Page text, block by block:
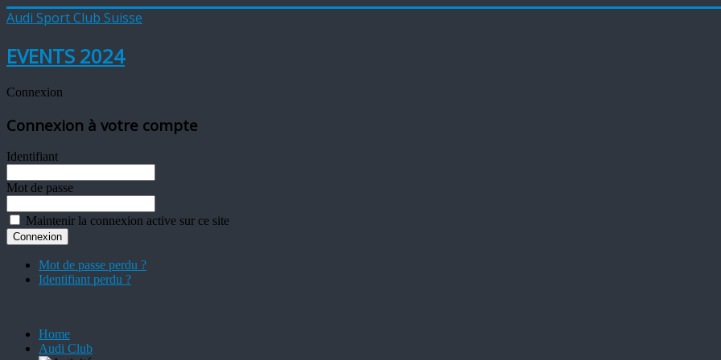
Audi Sport Club Suisse
EVENTS 2024
Connexion
Connexion à votre compte
Identifiant
Mot de passe
Maintenir la connexion active sur ce site
Mot de passe perdu ?
Identifiant perdu ?
Home
Audi Club